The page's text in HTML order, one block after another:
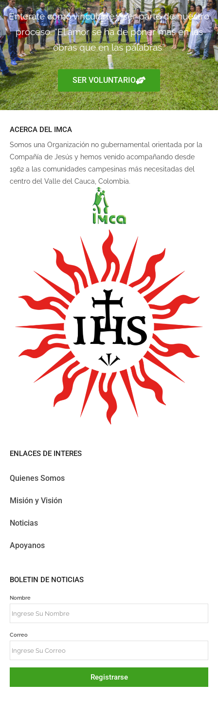
Enterate como vincularte y ser parte de nuestro
proceso. “El amor se ha de poner más en las
obras que en las palabras”
SER VOLUNTARIO
ACERCA DEL IMCA
Somos una Organización no gubernamental orientada por la
Compañía de Jesús y hemos venido acompañando desde
1962 a las comunidades campesinas más necesitadas del
centro del Valle del Cauca, Colombia.
ENLACES DE INTERES
Quienes Somos
Misión y Visión
Noticias
Apoyanos
BOLETIN DE NOTICIAS
Nombre
Correo
Registrarse